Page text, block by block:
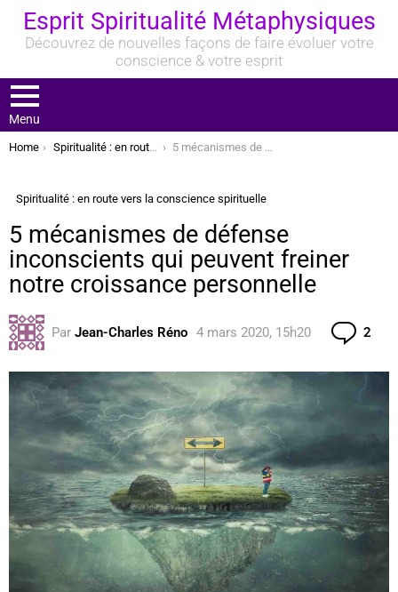
Esprit Spiritualité Métaphysiques
Découvrez de nouvelles façons de faire évoluer votre
conscience & votre esprit
Menu
You are here:
Home Spiritualité : en route vers la conscience spirituelle 5 mécanismes de défense inconscients qui peuvent freiner notre croissance personnelle
Spiritualité : en route vers la conscience spirituelle
5 mécanismes de défense
inconscients qui peuvent freiner
notre croissance personnelle
Par Jean-Charles Réno 4 mars 2020, 15h20 2